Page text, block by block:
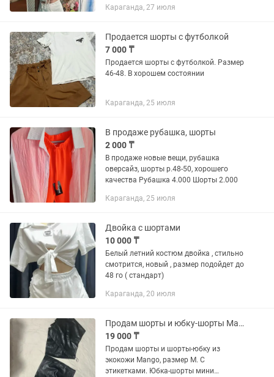
4000 Продам рубашку легкую ,
Караганда, 27 июля
Продается шорты с футболкой
7 000 ₸
Продается шорты с футболкой. Размер
46-48. В хорошем состоянии
Караганда, 25 июля
В продаже рубашка, шорты
2 000 ₸
В продаже новые вещи, рубашка
оверсайз, шорты р.48-50, хорошего
качества Рубашка 4.000 Шорты 2.000
Караганда, 25 июля
Двойка с шортами
10 000 ₸
Белый летний костюм двойка , стильно
смотрится, новый , размер подойдет до
48 го ( стандарт)
Караганда, 20 июля
Продам шорты и юбку-шорты Mango
19 000 ₸
Продам шорты и шорты-юбку из
экокожи Mango, размер М. С
этикетками. Юбка-шорты мини